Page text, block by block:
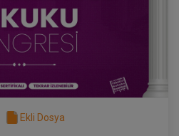
Ekli Dosya